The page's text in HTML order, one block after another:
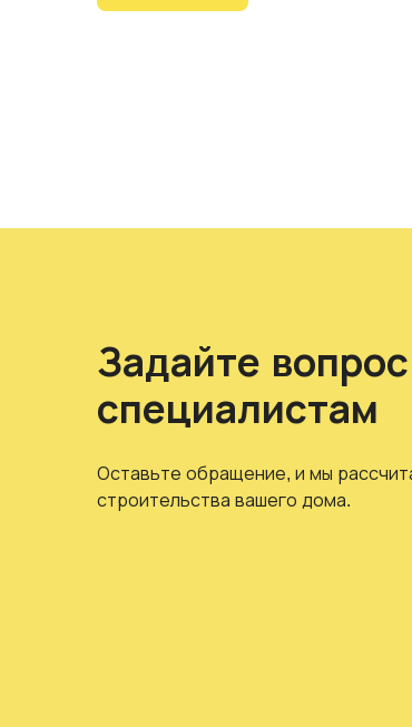
Задайте
специалистам
Оставьте обращение, и мы
строительства вашего дома.